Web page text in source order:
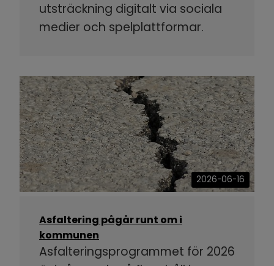
utsträckning digitalt via sociala
medier och spelplattformar.
2026-06-16
Asfaltering pågår runt om i
kommunen
Asfalteringsprogrammet för 2026